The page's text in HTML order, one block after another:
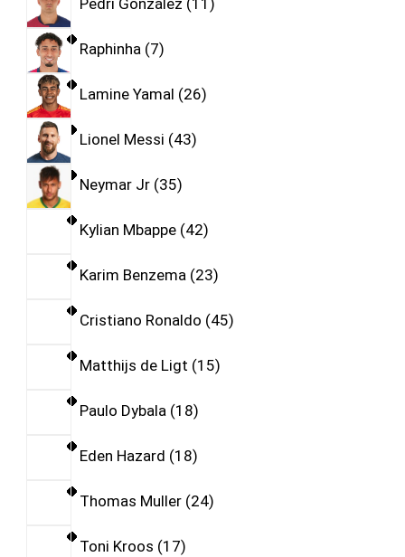
Pedri González 11
Raphinha 7
Lamine Yamal 26
Lionel Messi 43
Neymar Jr 35
Kylian Mbappe 42
Karim Benzema 23
Cristiano Ronaldo 45
Matthijs de Ligt 15
Paulo Dybala 18
Eden Hazard 18
Thomas Muller 24
Toni Kroos 17